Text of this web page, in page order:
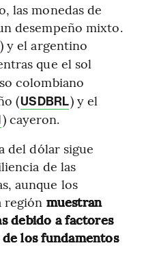
las monedas de
desempeño mixto.
) y el argentino
que el sol
colombiano
(USDBRL) y el
) cayeron.
del dólar sigue
de las
aunque los
región muestran
debido a factores
los fundamentos